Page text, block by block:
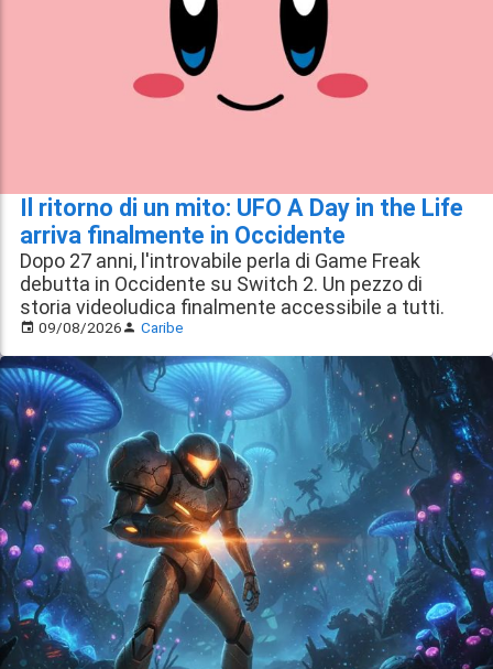
Il ritorno di un mito: UFO A Day in the Life
arriva finalmente in Occidente
Dopo 27 anni, l'introvabile perla di Game Freak
debutta in Occidente su Switch 2. Un pezzo di
storia videoludica finalmente accessibile a tutti.
09/08/2026 Caribe